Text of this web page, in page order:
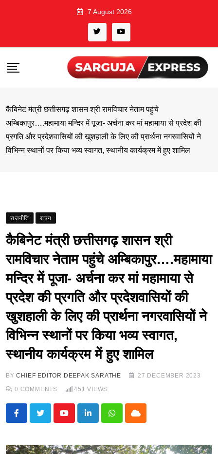
7 August 2026
कैबिनेट मंत्री छत्तीसगढ़ शासन श्री रामविचार नेताम पहुंचे
अम्बिकापुर….महामाया मन्दिर में पूजा- अर्चना कर मां महामाया से प्रदेश की
प्रगति और प्रदेशवासियों की खुशहाली के लिए की प्रार्थना नगरवासियों ने
विभिन्न स्थानों पर किया भव्य स्वागत, स्थानीय कार्यक्रम में हुए शामिल
राजनीति राज्य
कैबिनेट मंत्री छत्तीसगढ़ शासन श्री
रामविचार नेताम पहुंचे अम्बिकापुर….महामाया
मन्दिर में पूजा- अर्चना कर मां महामाया से
प्रदेश की प्रगति और प्रदेशवासियों की
खुशहाली के लिए की प्रार्थना नगरवासियों ने
विभिन्न स्थानों पर किया भव्य स्वागत,
स्थानीय कार्यक्रम में हुए शामिल
BYCHIEF EDITOR DEEPAK SARATHE
27 DECEMBER 2023
0 COMMENTS 451 VIEWS
LinkedInWhatsappCloud